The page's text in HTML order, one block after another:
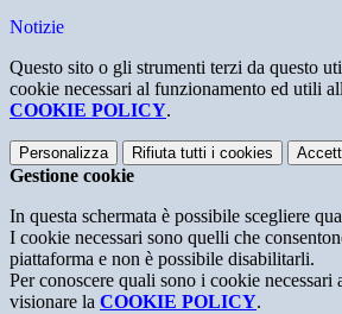
Notizie
Questo sito o gli strumenti terzi da questo
cookie necessari al funzionamento ed utili
COOKIE POLICY.
Personalizza Rifiuta tutti i cookies
Gestione cookie
In questa schermata è possibile scegliere
I cookie necessari sono quelli che
piattaforma e non è possibile disabilitarli.
Per conoscere quali sono i cookie necessari
visionare la COOKIE POLICY.